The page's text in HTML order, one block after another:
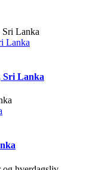
Lanka
Sri Lanka